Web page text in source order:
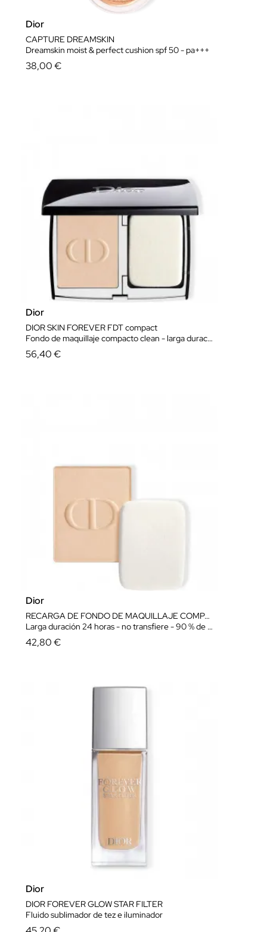
Dior
CAPTURE DREAMSKIN
Dreamskin moist & perfect cushion spf 50 - pa+++
38,00 €
Dior
DIOR SKIN FOREVER FDT compact
Fondo de maquillaje compacto clean - larga duración 24 horas - no transfiere - 90 % de ingredientes de origen natural
56,40 €
Dior
RECARGA DE FONDO DE MAQUILLAJE COMPACTO CLEAN
Larga duración 24 horas - no transfiere - 90 % de ingredientes de origen natural
42,80 €
Dior
DIOR FOREVER GLOW STAR FILTER
Fluido sublimador de tez e iluminador